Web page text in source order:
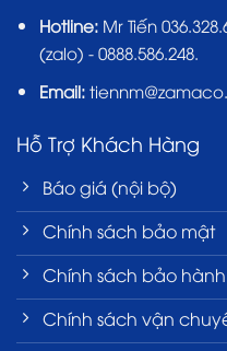
Hotline: Mr Tiến
(zalo) - 0888.586.248.
Email:
Hỗ Trợ Khách Hàng
Báo giá (nội bộ)
Chính sách bảo mật
Chính sách bảo hành
Chính sách vận